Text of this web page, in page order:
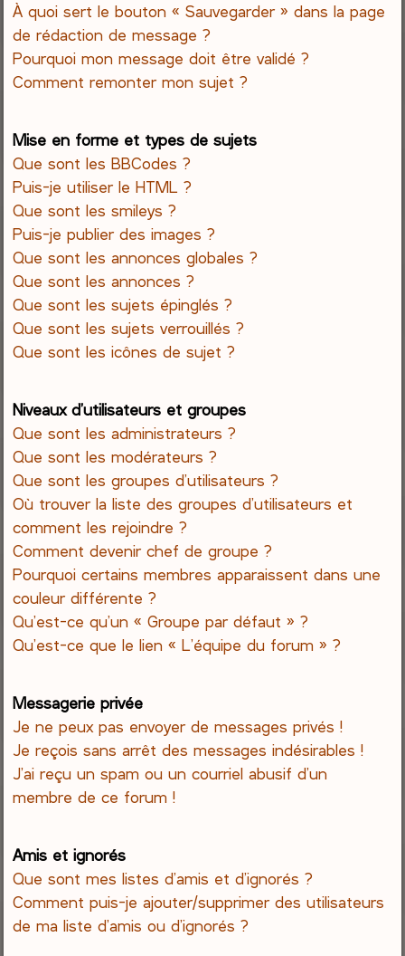
À quoi sert le bouton « Sauvegarder » dans la page
de rédaction de message ?
Pourquoi mon message doit être validé ?
Comment remonter mon sujet ?
Mise en forme et types de sujets
Que sont les BBCodes ?
Puis-je utiliser le HTML ?
Que sont les smileys ?
Puis-je publier des images ?
Que sont les annonces globales ?
Que sont les annonces ?
Que sont les sujets épinglés ?
Que sont les sujets verrouillés ?
Que sont les icônes de sujet ?
Niveaux d’utilisateurs et groupes
Que sont les administrateurs ?
Que sont les modérateurs ?
Que sont les groupes d’utilisateurs ?
Où trouver la liste des groupes d’utilisateurs et
comment les rejoindre ?
Comment devenir chef de groupe ?
Pourquoi certains membres apparaissent dans une
couleur différente ?
Qu’est-ce qu’un « Groupe par défaut » ?
Qu’est-ce que le lien « L’équipe du forum » ?
Messagerie privée
Je ne peux pas envoyer de messages privés !
Je reçois sans arrêt des messages indésirables !
J’ai reçu un spam ou un courriel abusif d’un
membre de ce forum !
Amis et ignorés
Que sont mes listes d’amis et d’ignorés ?
Comment puis-je ajouter/supprimer des utilisateurs
de ma liste d’amis ou d’ignorés ?